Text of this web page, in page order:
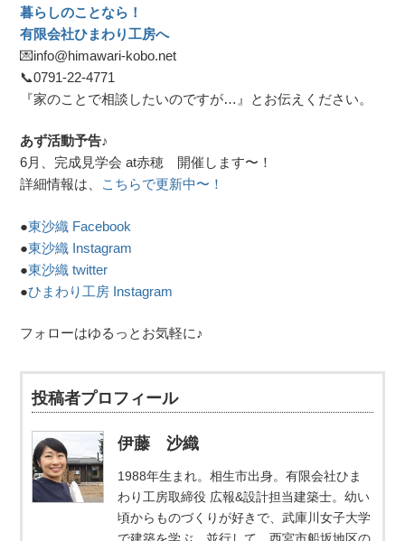
暮らしのことなら！
有限会社ひまわり工房へ
💌info@himawari-kobo.net
📞0791-22-4771
『家のことで相談したいのですが…』とお伝えください。
あず活動予告♪
6月、完成見学会 at赤穂 開催します〜！
詳細情報は、 こちらで更新中〜！
●東沙織 Facebook
●東沙織 Instagram
●東沙織 twitter
●ひまわり工房 Instagram
フォローはゆるっとお気軽に♪
投稿者プロフィール
伊藤 沙織
1988年生まれ。相生市出身。有限会社ひま
わり工房取締役 広報&設計担当建築士。幼い
頃からものづくりが好きで、武庫川女子大学